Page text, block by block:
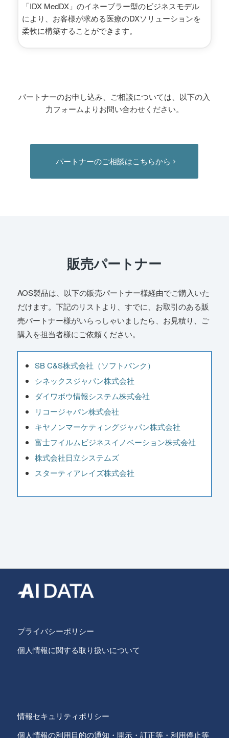
「IDX MedDX」のイネーブラー型のビジネスモデル
により、お客様が求める医療のDXソリューションを
柔軟に構築することができます。
パートナーのお申し込み、ご相談については、以下の⼊
⼒フォームよりお問い合わせください。
パートナーのご相談はこちらから
販売パートナー
AOS製品は、以下の販売パートナー様経由でご購入いた
だけます。下記のリストより、すでに、お取引のある販
売パートナー様がいらっしゃいましたら、お見積り、ご
購入を担当者様にご依頼ください。
SB C&S株式会社（ソフトバンク）
シネックスジャパン株式会社
ダイワボウ情報システム株式会社
リコージャパン株式会社
キヤノンマーケティングジャパン株式会社
富士フイルムビジネスイノベーション株式会社
株式会社日立システムズ
スターティアレイズ株式会社
プライバシーポリシー
個人情報に関する取り扱いについて
情報セキュリティポリシー
個人情報の利用目的の通知・開示・訂正等・利用停止等